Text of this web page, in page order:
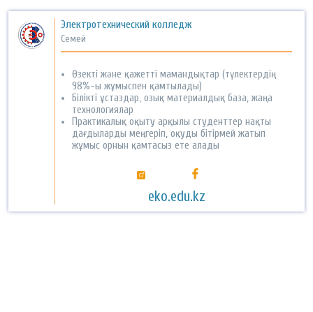
Электротехнический колледж
Семей
Өзекті және қажетті мамандықтар (түлектердің
98%-ы жұмыспен қамтылады)
Білікті ұстаздар, озық материалдық база, жаңа
технологиялар
Практикалық оқыту арқылы студенттер нақты
дағдыларды меңгеріп, оқуды бітірмей жатып
жұмыс орнын қамтасыз ете алады
eko.edu.kz